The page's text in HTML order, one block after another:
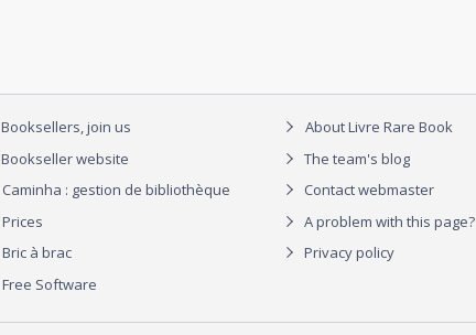
Booksellers, join us
Bookseller website
Caminha : gestion de bibliothèque
Prices
Bric à brac
Free Software
About Livre Rare Book
The team's blog
Contact webmaster
A problem with this page?
Privacy policy